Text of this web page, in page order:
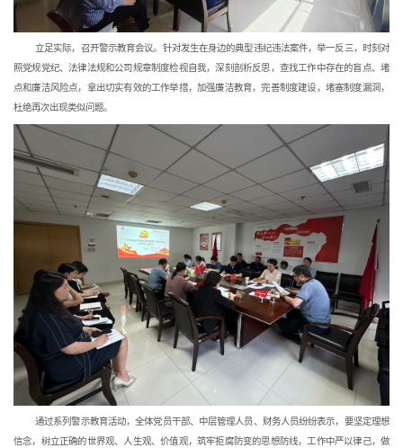
立足实际，召开警示教育会议。针对发生在身边的典型违纪违法案件，举一反三，时刻对
照党规党纪、法律法规和公司规章制度检视自我，深刻剖析反思，查找工作中存在的盲点、堵
点和廉洁风险点，拿出切实有效的工作举措，加强廉洁教育，完善制度建设，堵塞制度漏洞，
杜绝再次出现类似问题。
通过系列警示教育活动，全体党员干部、中层管理人员、财务人员纷纷表示，要坚定理想
信念，树立正确的世界观、人生观、价值观，筑牢拒腐防变的思想防线，工作中严以律己，做